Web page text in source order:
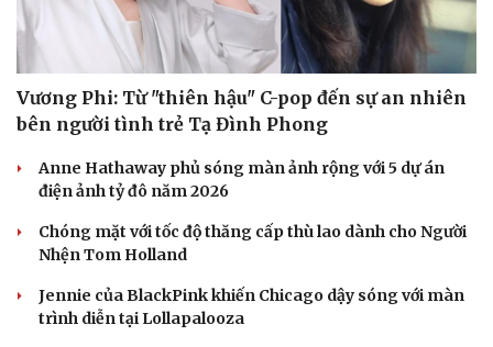
Du lịch
Tư vấn
Săn Tour
check-in
Podcast
Câu chuyện thời sự
Đọc truyện đêm khuya
Hạt giống tâm hồn
Vương Phi: Từ "thiên hậu" C-pop đến sự an nhiên
bên người tình trẻ Tạ Đình Phong
Anne Hathaway phủ sóng màn ảnh rộng với 5 dự án
điện ảnh tỷ đô năm 2026
Chóng mặt với tốc độ thăng cấp thù lao dành cho Người
Nhện Tom Holland
Jennie của BlackPink khiến Chicago dậy sóng với màn
trình diễn tại Lollapalooza